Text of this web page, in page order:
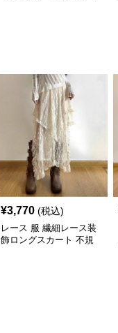
¥3,770 (税込)
レース 服 繊細レース装
飾ロングスカート 不規